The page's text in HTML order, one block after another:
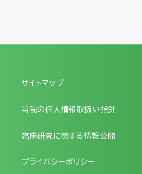
サイトマップ
当院の個人情報取扱い指針
臨床研究に関する情報公開
プライバシーポリシー